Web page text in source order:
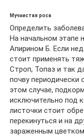
Мучнистая роса
Определить
На начальном этапе
Апирином Б. Если
стоит применять
Строп, Топаз и так
почву
этом случае,
исключительно под
листочки стоит
перекинуться и на
зараженным